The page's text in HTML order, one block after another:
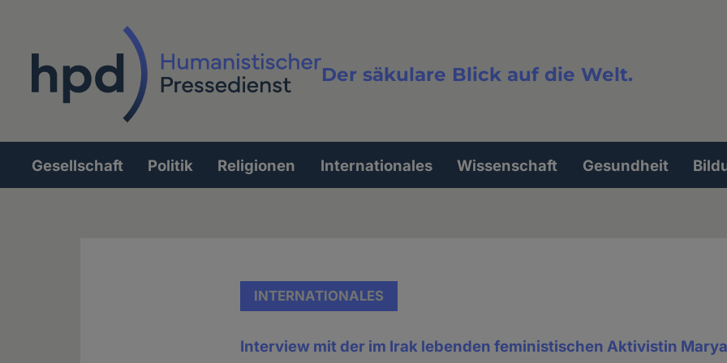
Der säkulare Blick auf die Welt.
Volltextsuche
Hauptnavigation
Gesellschaft Politik Religionen Internationales Wissenschaft Gesundheit
INTERNATIONALES
Interview mit der im Irak lebenden feministischen Aktivistin